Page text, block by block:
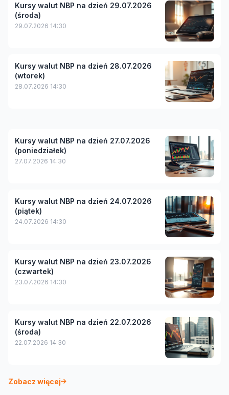
Kursy walut NBP na dzień 29.07.2026
(środa)
29.07.2026 14:30
Kursy walut NBP na dzień 28.07.2026
(wtorek)
28.07.2026 14:30
Kursy walut NBP na dzień 27.07.2026
(poniedziałek)
27.07.2026 14:30
Kursy walut NBP na dzień 24.07.2026
(piątek)
24.07.2026 14:30
Kursy walut NBP na dzień 23.07.2026
(czwartek)
23.07.2026 14:30
Kursy walut NBP na dzień 22.07.2026
(środa)
22.07.2026 14:30
Zobacz więcej